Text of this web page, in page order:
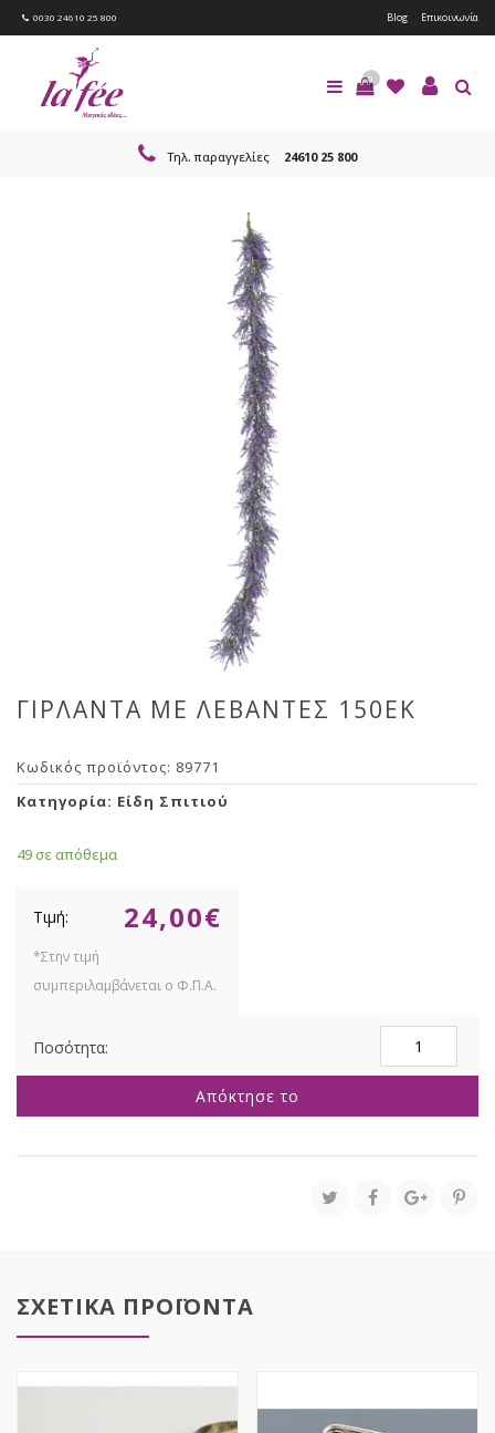
0030 24610 25 800 Blog Επικοινωνία
0
Τηλ. παραγγελίες 24610 25 800
ΓΙΡΛΑΝΤΑ ΜΕ ΛΕΒΑΝΤΕΣ 150EK
Κωδικός προϊόντος: 89771
Κατηγορία: Είδη Σπιτιού
49 σε απόθεμα
24,00€
ΛΕΒΑΝΤΕΣ
ποσότητα
Απόκτησε το
ΣΧΕΤΙΚΑ ΠΡΟΪΟΝΤΑ